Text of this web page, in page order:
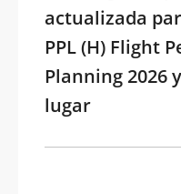
actualizada
PPL (H) Flight
Planning 2026
lugar